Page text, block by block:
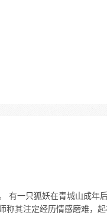
有一只狐妖在青城山成年
称其注定经历情感磨难，